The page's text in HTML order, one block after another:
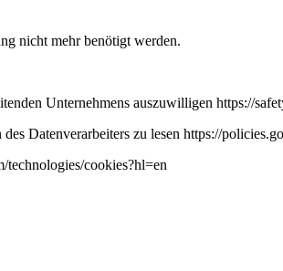
nicht mehr benötigt werden.
Unternehmens auszuwilligen https://
Datenverarbeiters zu lesen https://
cookies?hl=en